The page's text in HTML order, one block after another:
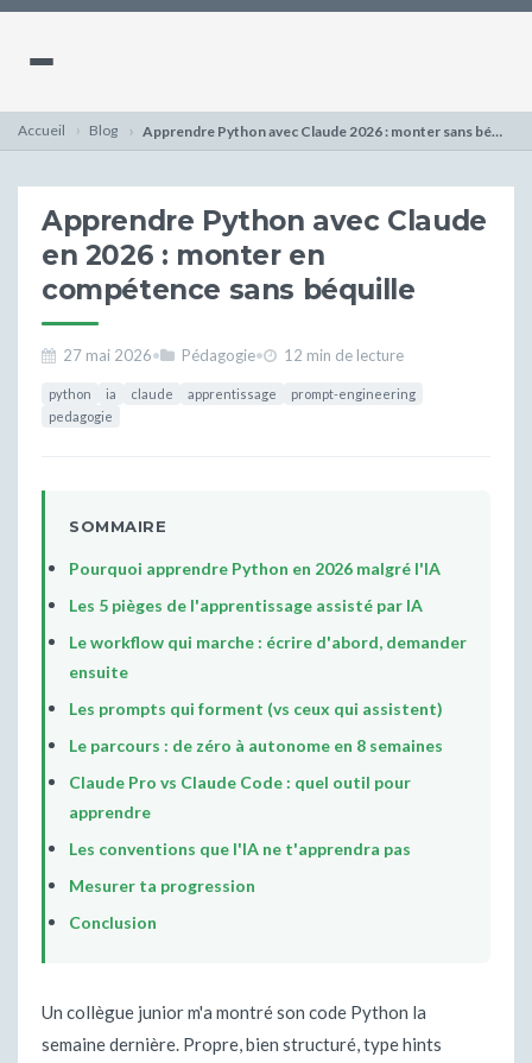
Accueil Blog Apprendre Python avec Claude 2026 : monter sans béquille IA
Apprendre Python avec Claude
en 2026 : monter en
compétence sans béquille
27 mai 2026• Pédagogie• 12 min de lecture
python ia claude apprentissage
prompt-engineering
pedagogie
SOMMAIRE
Pourquoi apprendre Python en 2026 malgré l'IA
Les 5 pièges de l'apprentissage assisté par IA
Le workflow qui marche : écrire d'abord, demander
ensuite
Les prompts qui forment (vs ceux qui assistent)
Le parcours : de zéro à autonome en 8 semaines
Claude Pro vs Claude Code : quel outil pour
apprendre
Les conventions que l'IA ne t'apprendra pas
Mesurer ta progression
Conclusion
Un collègue junior m'a montré son code Python la
semaine dernière. Propre, bien structuré, type hints